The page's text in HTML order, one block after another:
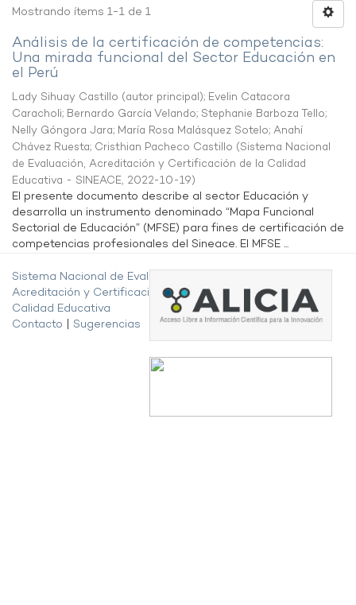
Mostrando ítems 1-1 de 1
Análisis de la certificación de competencias:
Una mirada funcional del Sector Educación en
el Perú
Lady Sihuay Castillo (autor principal); Evelin Catacora
Caracholi; Bernardo García Velando; Stephanie Barboza Tello;
Nelly Góngora Jara; María Rosa Malásquez Sotelo; Anahí
Chávez Ruesta; Cristhian Pacheco Castillo (Sistema Nacional
de Evaluación, Acreditación y Certificación de la Calidad
Educativa - SINEACE, 2022-10-19)
El presente documento describe al sector Educación y
desarrolla un instrumento denominado “Mapa Funcional
Sectorial de Educación” (MFSE) para fines de certificación de
competencias profesionales del Sineace. El MFSE ...
Sistema Nacional de Evaluación,
Acreditación y Certificación de la
Calidad Educativa
Contacto
Sugerencias